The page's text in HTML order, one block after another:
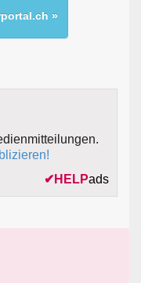
»
✔ HELPads